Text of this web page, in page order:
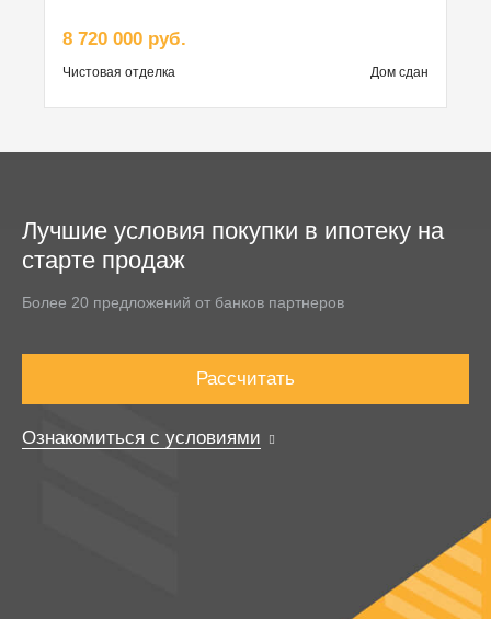
8 720 000 руб.
Чистовая отделка Дом сдан
Лучшие условия покупки в ипотеку на
старте продаж
Более 20 предложений от банков партнеров
Рассчитать
Ознакомиться с условиями